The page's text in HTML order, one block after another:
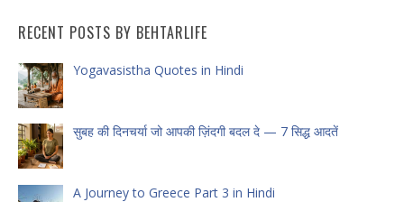
RECENT POSTS BY BEHTARLIFE
Yogavasistha Quotes in Hindi
सुबह की दिनचर्या जो आपकी ज़िंदगी बदल दे — 7 सिद्ध आदतें
A Journey to Greece Part 3 in Hindi